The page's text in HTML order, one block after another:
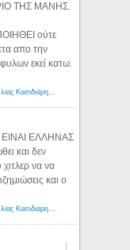
ΤΗΣ ΜΑΝΗΣ.
ούτε
απο την
εκεί κατω.
Αμερικανοί ρατσιστές αναρωτιούνται αν ο Ηλίας Κασιδιάρης ανήκει στη λευκή φυλή... - Λόγιος Ερμής
ΕΙΝΑΙ ΕΛΛΗΝΑΣ
και δεν
να να
και ο
Αμερικανοί ρατσιστές αναρωτιούνται αν ο Ηλίας Κασιδιάρης ανήκει στη λευκή φυλή... - Λόγιος Ερμής